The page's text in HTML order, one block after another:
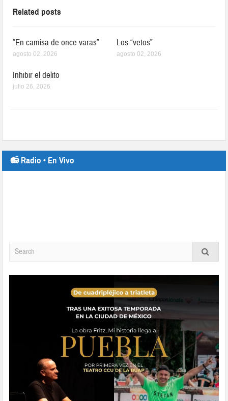
Related posts
“En camisa de once varas”
agosto 02, 2026
Los “vetos”
agosto 02, 2026
Inhibir el delito
julio 26, 2026
📻 Radio • En Vivo